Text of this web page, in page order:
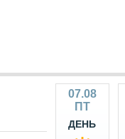
07.08
ПТ
ДЕНЬ